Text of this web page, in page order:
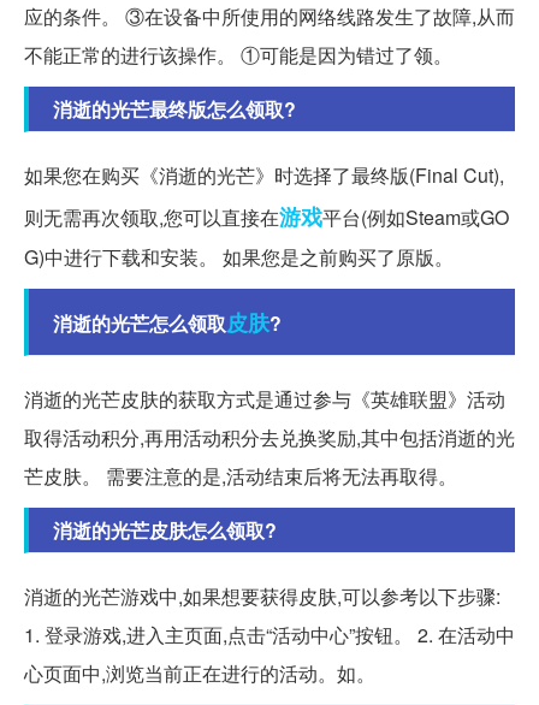
应的条件。 ③在设备中所使用的网络线路发生了故障,从而
不能正常的进行该操作。 ①可能是因为错过了领。
消逝的光芒最终版怎么领取?
如果您在购买《消逝的光芒》时选择了最终版(Final Cut),
则无需再次领取,您可以直接在游戏平台(例如Steam或GO
G)中进行下载和安装。 如果您是之前购买了原版。
消逝的光芒怎么领取皮肤?
消逝的光芒皮肤的获取方式是通过参与《英雄联盟》活动
取得活动积分,再用活动积分去兑换奖励,其中包括消逝的光
芒皮肤。 需要注意的是,活动结束后将无法再取得。
消逝的光芒皮肤怎么领取?
消逝的光芒游戏中,如果想要获得皮肤,可以参考以下步骤:
1. 登录游戏,进入主页面,点击“活动中心”按钮。 2. 在活动中
心页面中,浏览当前正在进行的活动。如。